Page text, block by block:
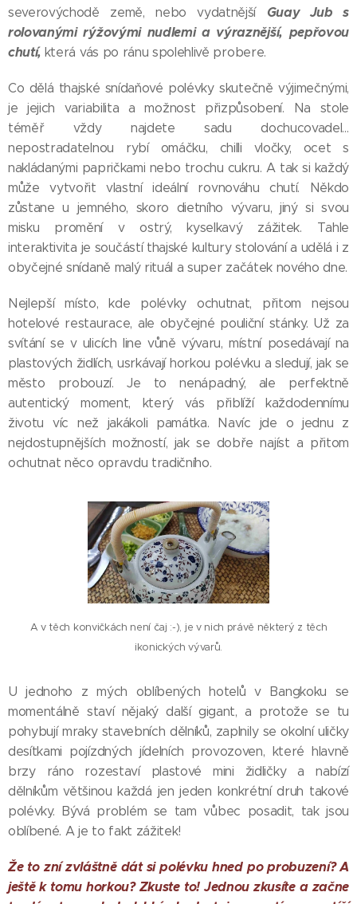
severovýchodě země, nebo vydatnější Guay Jub s
rolovanými rýžovými nudlemi a výraznější, pepřovou
chutí, která vás po ránu spolehlivě probere.
Co dělá thajské snídaňové polévky skutečně výjimečnými,
je jejich variabilita a možnost přizpůsobení. Na stole
téměř vždy najdete sadu dochucovadel…
nepostradatelnou rybí omáčku, chilli vločky, ocet s
nakládanými papričkami nebo trochu cukru. A tak si každý
může vytvořit vlastní ideální rovnováhu chutí. Někdo
zůstane u jemného, skoro dietního vývaru, jiný si svou
misku promění v ostrý, kyselkavý zážitek. Tahle
interaktivita je součástí thajské kultury stolování a udělá i z
obyčejné snídaně malý rituál a super začátek nového dne.
Nejlepší místo, kde polévky ochutnat, přitom nejsou
hotelové restaurace, ale obyčejné pouliční stánky. Už za
svítání se v ulicích line vůně vývaru, místní posedávají na
plastových židlích, usrkávají horkou polévku a sledují, jak se
město probouzí. Je to nenápadný, ale perfektně
autentický moment, který vás přiblíží každodennímu
životu víc než jakákoli památka. Navíc jde o jednu z
nejdostupnějších možností, jak se dobře najíst a přitom
ochutnat něco opravdu tradičního.
A v těch konvičkách není čaj :-), je v nich právě některý z těch
ikonických vývarů.
U jednoho z mých oblíbených hotelů v Bangkoku se
momentálně staví nějaký další gigant, a protože se tu
pohybují mraky stavebních dělníků, zaplnily se okolní uličky
desítkami pojízdných jídelních provozoven, které hlavně
brzy ráno rozestaví plastové mini židličky a nabízí
dělníkům většinou každá jen jeden konkrétní druh takové
polévky. Bývá problém se tam vůbec posadit, tak jsou
oblíbené. A je to fakt zážitek!
Že to zní zvláštně dát si polévku hned po probuzení? A
ještě k tomu horkou? Zkuste to! Jednou zkusíte a začne